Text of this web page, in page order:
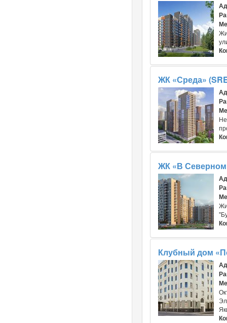
ЖК «Среда»
ЖК «В
Клубный дом